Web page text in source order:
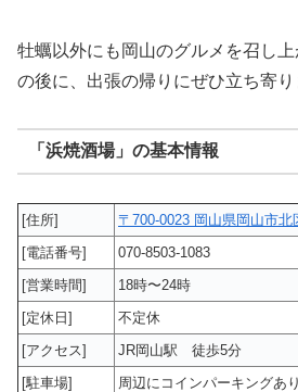
牡蠣以外にも岡山のグルメを召し
の後に、出張の帰りにぜひ立ち寄り
「浜焼酒場」の基本情報
[住所]
〒700-0023 岡山県岡山市北
[電話番号]
070-8503-1083
[営業時間]
18時〜24時
[定休日]
不定休
[アクセス]
JR岡山駅 徒歩5分
[駐車場]
周辺にコインパーキングあり